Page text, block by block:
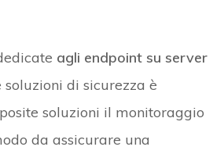
agli endpoint su server
soluzioni di sicurezza è
soluzioni il monitoraggio
da assicurare una